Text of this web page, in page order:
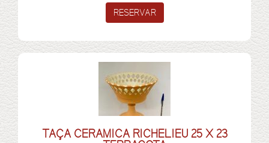
TAÇA CERAMICA RICHELIEU 25 X 23